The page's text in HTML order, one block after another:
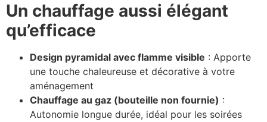
Un chauffage aussi élégant
qu’efficace
Design pyramidal avec flamme visible : Apporte
une touche chaleureuse et décorative à votre
aménagement
Chauffage au gaz (bouteille non fournie) :
Autonomie longue durée, idéal pour les soirées